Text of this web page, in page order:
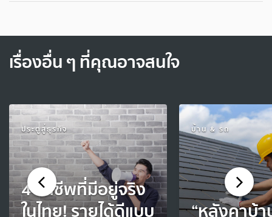
เรื่องอื่น ๆ ที่คุณอาจสนใจ
ประตูสู่ธุรกิจ
4 อาชีพที่มีอยู่จริง
ในไทย! รายได้ดีแบบ
บ้าน & รถ
“หลังคาบ้า